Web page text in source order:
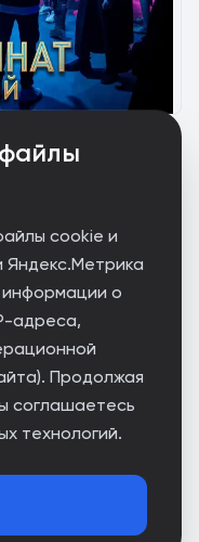
cookie и
Яндекс.Метрика
информации о
адреса,
Продолжая
соглашаетесь
технологий.